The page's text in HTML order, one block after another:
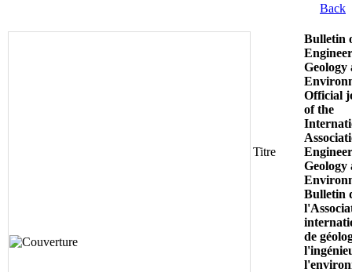
Back
Titre
Bulletin
Geology
Official
of the
Geology
Bulletin
de